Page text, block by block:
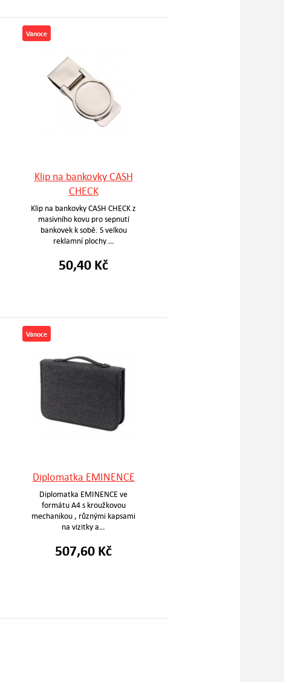
Vánoce
Klip na bankovky CASH
CHECK
Klip na bankovky CASH CHECK z
masivního kovu pro sepnutí
bankovek k sobě. S velkou
reklamní plochy.…
50,40 Kč
Vánoce
Diplomatka EMINENCE
Diplomatka EMINENCE ve
formátu A4 s kroužkovou
mechanikou , různými kapsami
na vizitky a…
507,60 Kč